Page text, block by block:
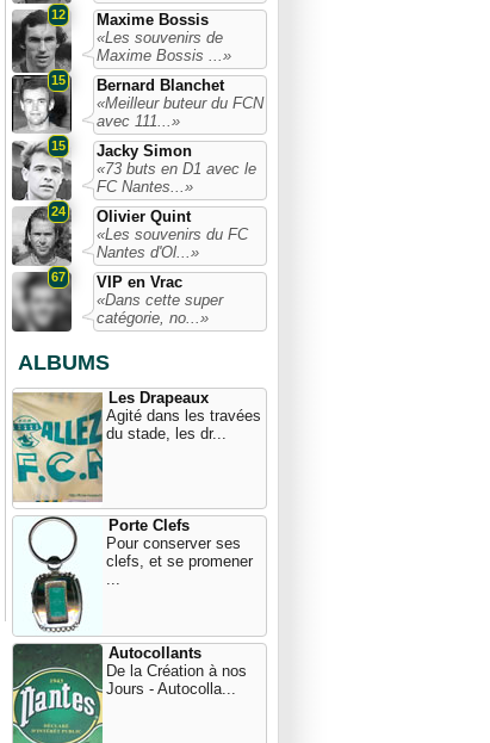
12
Maxime Bossis
«Les souvenirs de
Maxime Bossis ...»
15
Bernard Blanchet
«Meilleur buteur du FCN
avec 111...»
15
Jacky Simon
«73 buts en D1 avec le
FC Nantes...»
24
Olivier Quint
«Les souvenirs du FC
Nantes d'Ol...»
67
VIP en Vrac
«Dans cette super
catégorie, no...»
ALBUMS
Les Drapeaux
Agité dans les travées
du stade, les dr...
Porte Clefs
Pour conserver ses
clefs, et se promener
...
Autocollants
De la Création à nos
Jours - Autocolla...